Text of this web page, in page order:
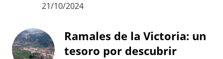
21/10/2024
Ramales de la Victoria: un
tesoro por descubrir